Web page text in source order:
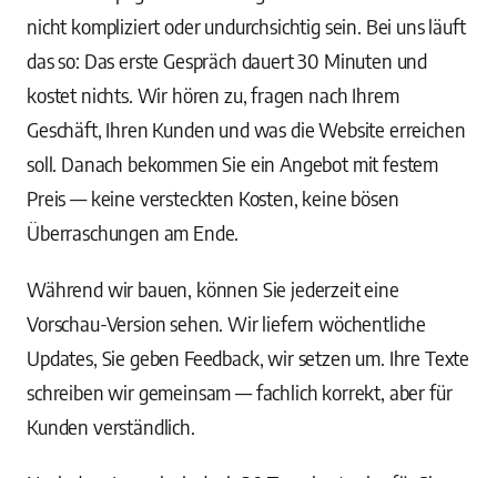
nicht kompliziert oder undurchsichtig sein. Bei uns läuft
das so: Das erste Gespräch dauert 30 Minuten und
kostet nichts. Wir hören zu, fragen nach Ihrem
Geschäft, Ihren Kunden und was die Website erreichen
soll. Danach bekommen Sie ein Angebot mit festem
Preis — keine versteckten Kosten, keine bösen
Überraschungen am Ende.
Während wir bauen, können Sie jederzeit eine
Vorschau-Version sehen. Wir liefern wöchentliche
Updates, Sie geben Feedback, wir setzen um. Ihre Texte
schreiben wir gemeinsam — fachlich korrekt, aber für
Kunden verständlich.